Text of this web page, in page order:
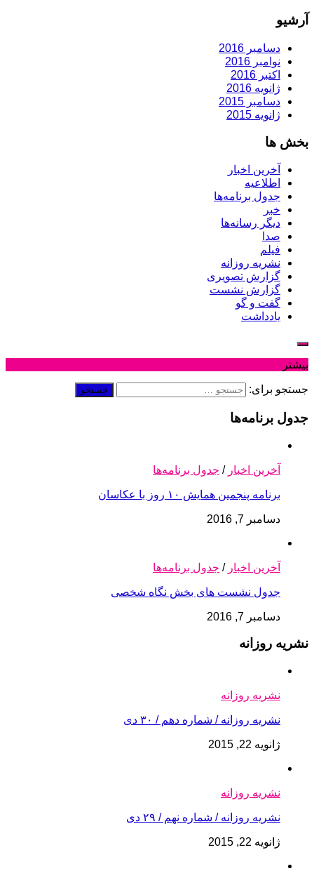
آرشیو
دسامبر 2016
نوامبر 2016
اکتبر 2016
ژانویه 2016
دسامبر 2015
ژانویه 2015
بخش ها
آخرین اخبار
اطلاعیه
جدول برنامه‌ها
خبر
دیگر رسانه‌ها
صدا
فیلم
نشریه روزانه
گزارش تصویری
گزارش نشست
گفت و گو
یادداشت
بیشتر
جستجو برای:
جدول برنامه‌ها
آخرین اخبار / جدول برنامه‌ها
برنامه پنجمین همایش ۱۰ روز با عکاسان
دسامبر 7, 2016
آخرین اخبار / جدول برنامه‌ها
جدول نشست های بخش نگاه شخصی
دسامبر 7, 2016
نشریه روزانه
نشریه روزانه
نشریه روزانه / شماره دهم / ۳۰ دی
ژانویه 22, 2015
نشریه روزانه
نشریه روزانه / شماره نهم / ۲۹ دی
ژانویه 22, 2015